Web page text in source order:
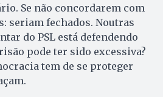
Se não concordarem com
seriam fechados. Noutras
do PSL está defendendo
pode ter sido excessiva?
tem de se proteger